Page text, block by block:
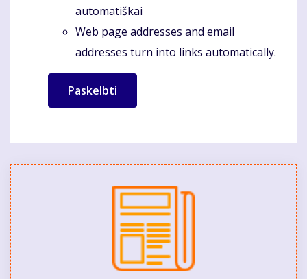
automatiškai
Web page addresses and email
addresses turn into links automatically.